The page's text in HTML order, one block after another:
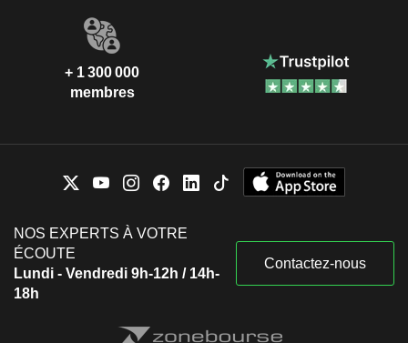
+ 1 300 000
membres
NOS EXPERTS À VOTRE
ÉCOUTE
Lundi - Vendredi 9h-12h / 14h-
18h
Contactez-nous